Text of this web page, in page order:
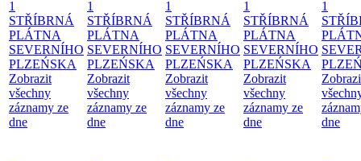
1
STŘÍBRNÁ
PLÁTNA
SEVERNÍHO
PLZEŃSKA
Zobrazit
všechny
záznamy ze
dne
1
STŘÍBRNÁ
PLÁTNA
SEVERNÍHO
PLZEŃSKA
Zobrazit
všechny
záznamy ze
dne
1
STŘÍBRNÁ
PLÁTNA
SEVERNÍHO
PLZEŃSKA
Zobrazit
všechny
záznamy ze
dne
1
STŘÍBRNÁ
PLÁTNA
SEVERNÍHO
PLZEŃSKA
Zobrazit
všechny
záznamy ze
dne
1
dne